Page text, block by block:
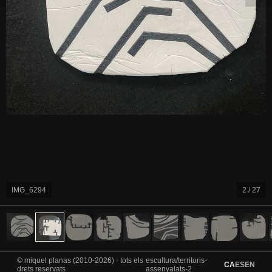
IMG_6294 2 / 27
© miquel planas (2010-2026) · tots els
drets reservats
escultura/territoris-
assenyalats-2
CAESEN